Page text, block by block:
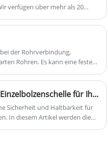
verfügen über mehr als 20
Materialien. Willkommen Bei
Schlauch zu einem günstigen
Zusammenarbeit mit Ihnen.
der Rohrverbindung,
Rohren. Es kann eine feste
Warum sollten Sie sich für eine hochwertige Einzelbolzenschelle für Ihre Rohrleitungsanforderungen entscheiden?
Sicherheit und Haltbarkeit für
In diesem Artikel werden die